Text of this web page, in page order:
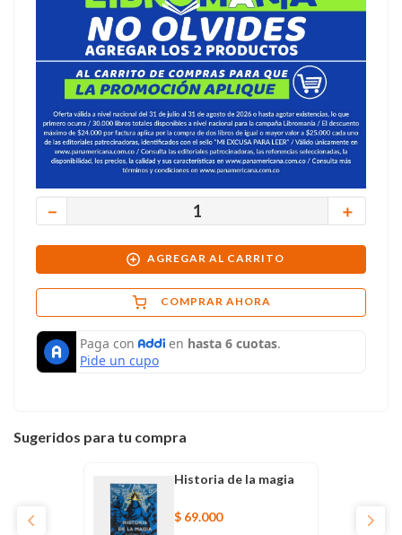
＋
－
AGREGAR AL CARRITO
COMPRAR AHORA
Sugeridos para tu compra
Historia de la magia
$ 69.000